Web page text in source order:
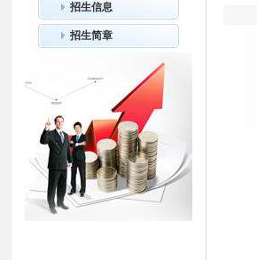
招生信息
招生简章